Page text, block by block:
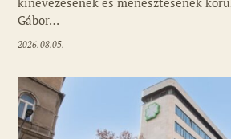
Gábor…
2026.08.05.